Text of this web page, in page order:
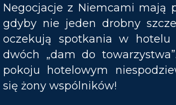
Negocjacje z Niemcami mają
gdyby nie jeden drobny
oczekują spotkania w hotelu
dwóch „dam do
pokoju hotelowym
się żony wspólników!